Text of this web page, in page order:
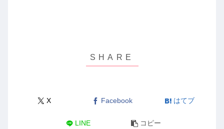
X Facebook はてブ
LINE コピー